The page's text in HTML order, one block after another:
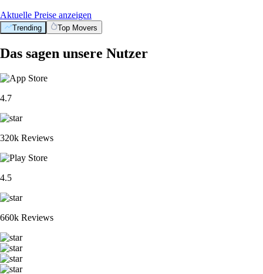
Aktuelle Preise anzeigen
Trending Top Movers
Das sagen unsere Nutzer
4.7
320k Reviews
4.5
660k Reviews